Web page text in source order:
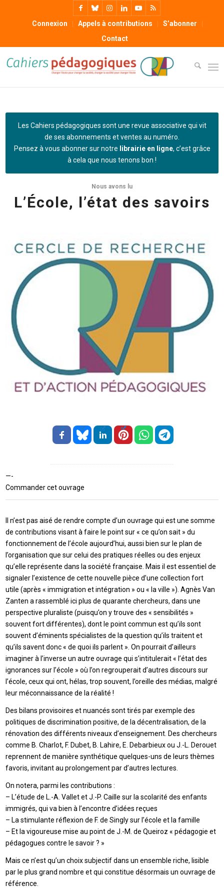
Connexion Appels à contributions
S’abonner
Contact
Les Cahiers pédagogiques sont une revue associative qui vit
de ses abonnements et ventes au numéro.
Pensez à vous abonner sur notre librairie en ligne, c’est grâce
à cela que nous tenons bon !
Nous avons lu
L’École, l’état des savoirs
—-
Commander cet ouvrage
Il n’est pas aisé de rendre compte d’un ouvrage qui est une somme
de contributions visant à faire le point sur « ce qu’on sait » du
fonctionnement de l’école aujourd’hui, aussi bien sur le plan de
l’organisation que sur celui des pratiques réelles ou des enjeux
qu’elle représente dans la société française. Mais il est essentiel de
signaler l’existence de cette nouvelle pièce d’une collection fort
utile (après « immigration et intégration » ou « la ville »). Agnès Van
Zanten a rassemblé ici plus de quarante chercheurs, dans une
perspective pluraliste (puisqu’on y trouve des « sensibilités »
souvent fort différentes), dont le point commun est qu’ils sont
souvent d’éminents spécialistes de la question qu’ils traitent et
qu’ils savent donc « de quoi ils parlent ». On pourrait d’ailleurs
imaginer à l’inverse un autre ouvrage qui s’intitulerait « l’état des
ignorances sur l’école » où l’on regrouperait d’autres discours sur
l’école, ceux qui ont, hélas, trop souvent, l’oreille des médias, malgré
leur méconnaissance de la réalité !
Des bilans provisoires et nuancés sont tirés par exemple des
politiques de discrimination positive, de la décentralisation, de la
rénovation des différents niveaux d’enseignement. Des chercheurs
comme B. Charlot, F. Dubet, B. Lahire, E. Debarbieux ou J.-L. Derouet
reprennent de manière synthétique quelques-uns de leurs thèmes
favoris, invitant au prolongement par d’autres lectures.
On notera, parmi les contributions :
– L’étude de L.-A. Vallet et J.-P. Caille sur la scolarité des enfants
immigrés, qui va bien à l’encontre d’idées reçues
– La stimulante réflexion de F. de Singly sur l’école et la famille
– Et la vigoureuse mise au point de J.-M. de Queiroz « pédagogie et
pédagogues contre le savoir ? »
Mais ce n’est qu’un choix subjectif dans un ensemble riche, lisible
par le plus grand nombre et qui constitue désormais un ouvrage de
référence.